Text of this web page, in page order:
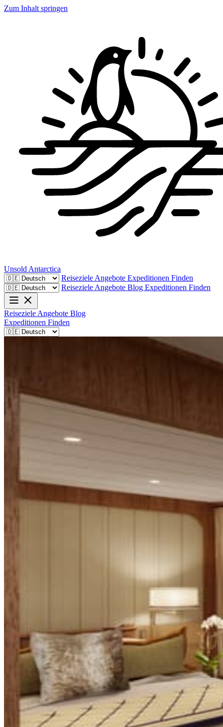
Zum Inhalt springen
Unsold Antarctica
Reiseziele Angebote Expeditionen Finden
Reiseziele Angebote Blog Expeditionen Finden
Reiseziele Angebote Blog
Expeditionen Finden